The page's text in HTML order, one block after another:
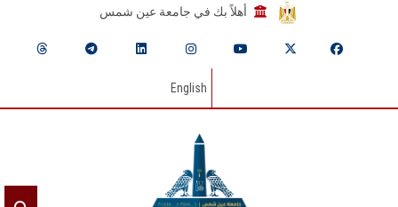
أهلاً بك في جامعة عين شمس
English